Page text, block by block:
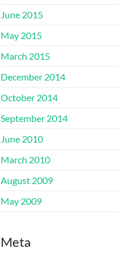
June 2015
May 2015
March 2015
December 2014
October 2014
September 2014
June 2010
March 2010
August 2009
May 2009
Meta